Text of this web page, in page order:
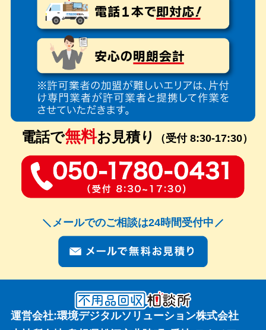
電話で無料お見積り （受付 8:30-17:30）
メールでのご相談は24時間受付中
運営会社:環境デジタルソリューション株式会社